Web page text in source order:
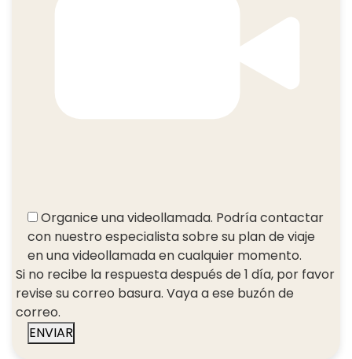
Organice una videollamada. Podría contactar
con nuestro especialista sobre su plan de viaje
en una videollamada en cualquier momento.
Si no recibe la respuesta después de 1 día, por favor
revise su correo basura. Vaya a ese buzón de
correo.
ENVIAR